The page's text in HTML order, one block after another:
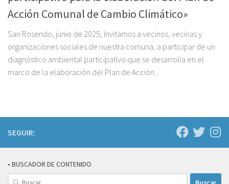
Acción Comunal de Cambio Climático»
San Rosendo, junio de 2025; Invitamos a vecinos, vecinas y
organizaciones sociales de nuestra comuna, a participar de un
diagnóstico ambiental participativo que se desarrolla en el
marco de la elaboración del Plan de Acción...
SEGUIR:
• BUSCADOR DE CONTENIDO
Buscar: